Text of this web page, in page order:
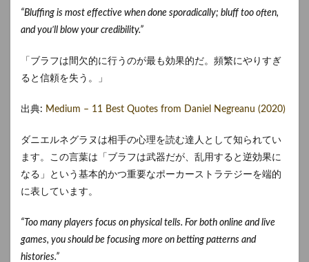
“Bluffing is most effective when done sporadically; bluff too often,
and you’ll blow your credibility.”
「ブラフは間欠的に行うのが最も効果的だ。頻繁にやりすぎ
ると信頼を失う。」
出典: Medium – 11 Best Quotes from Daniel Negreanu (2020)
ダニエルネグラヌは相手の心理を読む達人として知られてい
ます。この言葉は「ブラフは武器だが、乱用すると逆効果に
なる」という基本的かつ重要なポーカーストラテジーを端的
に表しています。
“Too many players focus on physical tells. For both online and live
games, you should be focusing more on betting patterns and
histories.”